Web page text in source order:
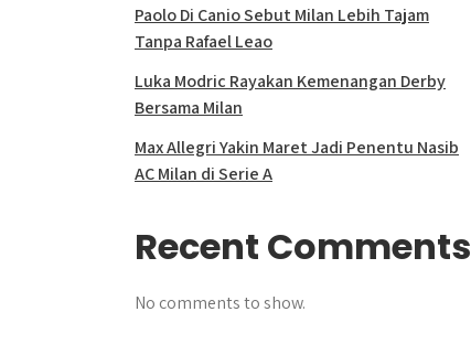
Paolo Di Canio Sebut Milan Lebih Tajam
Tanpa Rafael Leao
Luka Modric Rayakan Kemenangan Derby
Bersama Milan
Max Allegri Yakin Maret Jadi Penentu Nasib
AC Milan di Serie A
Recent Comments
No comments to show.